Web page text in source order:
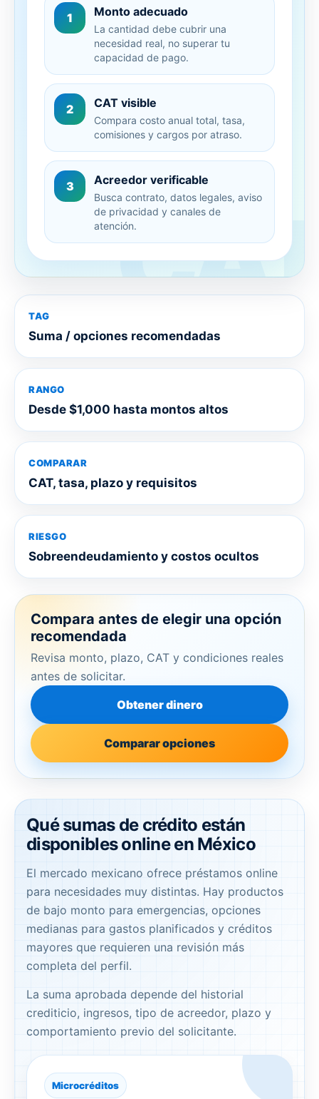
1 Monto adecuado
La cantidad debe cubrir una
necesidad real, no superar tu
capacidad de pago.
2 CAT visible
Compara costo anual total, tasa,
comisiones y cargos por atraso.
3 Acreedor verificable
Busca contrato, datos legales, aviso
de privacidad y canales de
atención.
TAG
Suma / opciones recomendadas
RANGO
Desde $1,000 hasta montos altos
COMPARAR
CAT, tasa, plazo y requisitos
RIESGO
Sobreendeudamiento y costos ocultos
Compara antes de elegir una opción
recomendada
Revisa monto, plazo, CAT y condiciones reales
antes de solicitar.
Obtener dinero
Comparar opciones
Qué sumas de crédito están
disponibles online en México
El mercado mexicano ofrece préstamos online
para necesidades muy distintas. Hay productos
de bajo monto para emergencias, opciones
medianas para gastos planificados y créditos
mayores que requieren una revisión más
completa del perfil.
La suma aprobada depende del historial
crediticio, ingresos, tipo de acreedor, plazo y
comportamiento previo del solicitante.
Microcréditos